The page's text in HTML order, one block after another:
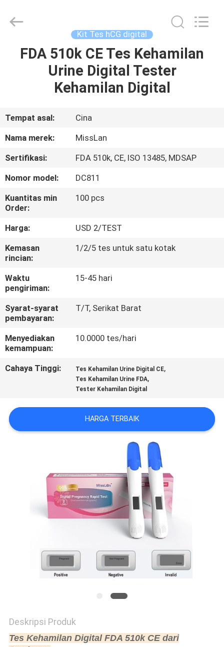
RUMAH
TENTANG
KAMI
TUR
PABRIK
KONTROL
KUALITAS
HUBUNGI
KAMI
BERITA
PERMINTAAN
PENAWARAN
PRIVACY
Biotechnology
Co.,LTD.
Reserved.
Kit Tes hCG digital
FDA 510k CE Tes Kehamilan
Urine Digital Tester
Kehamilan Digital
Tempat asal:
Cina
Nama merek:
MissLan
Sertifikasi:
FDA 510k, CE, ISO 13485, MDSAP
Nomor model:
DC811
Kuantitas min
Order:
100 pcs
Harga:
USD 2/TEST
Kemasan
rincian:
1/2/5 tes untuk satu kotak
Waktu
pengiriman:
15-45 hari
Syarat-syarat
pembayaran:
T/T, Serikat Barat
Menyediakan
kemampuan:
10.0000 tes/hari
Cahaya Tinggi: Tes Kehamilan Urine Digital CE,
Tes Kehamilan Urine FDA,
Tester Kehamilan Digital
HARGA TERBAIK
Deskripsi Produk
Tes Kehamilan Digital FDA 510k CE dari